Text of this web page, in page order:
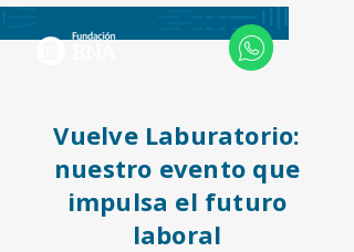
Vuelve Laburatorio:
nuestro evento que
impulsa el futuro
laboral